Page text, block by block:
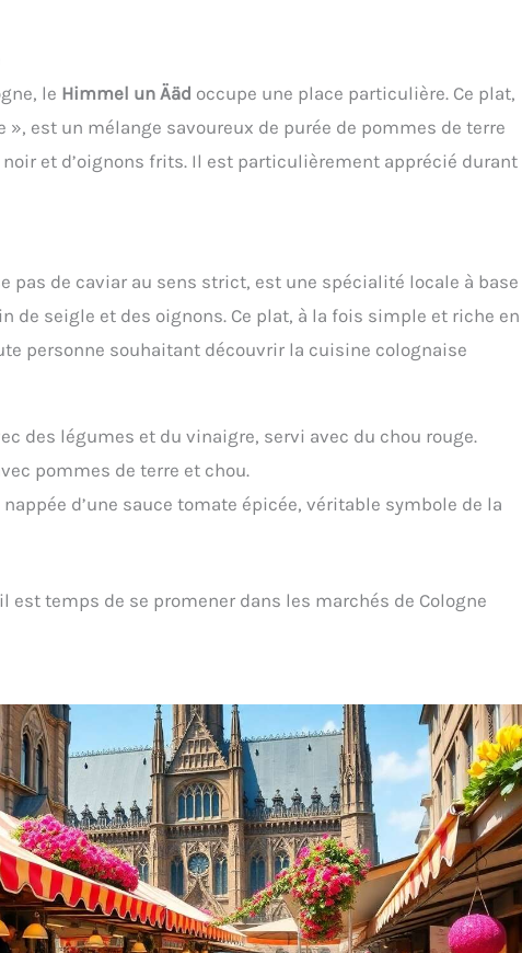
le Himmel un Ääd occupe une place particulière. Ce plat,
», est un mélange savoureux de purée de pommes de terre
et d’oignons frits. Il est particulièrement apprécié durant
pas de caviar au sens strict, est une spécialité locale à base
de seigle et des oignons. Ce plat, à la fois simple et riche en
personne souhaitant découvrir la cuisine colognaise
des légumes et du vinaigre, servi avec du chou rouge.
pommes de terre et chou.
d’une sauce tomate épicée, véritable symbole de la
est temps de se promener dans les marchés de Cologne